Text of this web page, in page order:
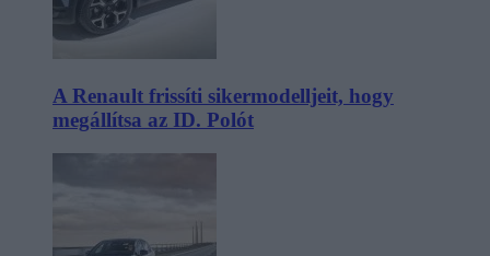
A Renault frissíti sikermodelljeit, hogy
megállítsa az ID. Polót